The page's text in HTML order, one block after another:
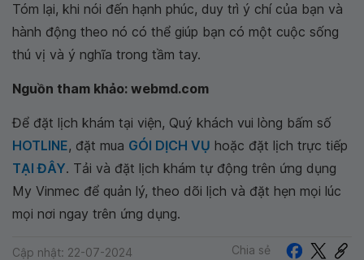
Tóm lại, khi nói đến hạnh phúc, duy trì ý chí của bạn và
hành động theo nó có thể giúp bạn có một cuộc sống
thú vị và ý nghĩa trong tầm tay.
Nguồn tham khảo: webmd.com
Để đặt lịch khám tại viện, Quý khách vui lòng bấm số
HOTLINE, đặt mua GÓI DỊCH VỤ hoặc đặt lịch trực tiếp
TẠI ĐÂY. Tải và đặt lịch khám tự động trên ứng dụng
My Vinmec để quản lý, theo dõi lịch và đặt hẹn mọi lúc
mọi nơi ngay trên ứng dụng.
Cập nhật: 22-07-2024 Chia sẻ